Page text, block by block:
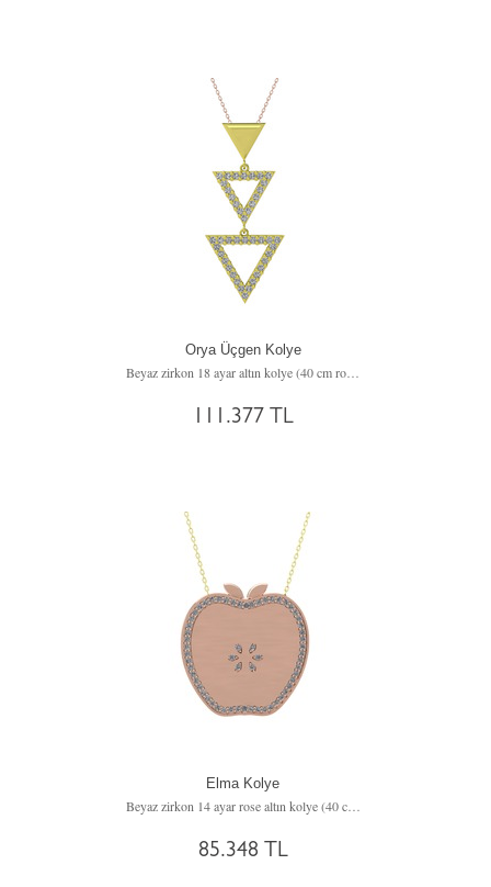
Orya Üçgen Kolye
Beyaz zirkon 18 ayar altın kolye (40 cm rose altın rolo zincir)
111.377 TL
Elma Kolye
Beyaz zirkon 14 ayar rose altın kolye (40 cm altın rolo zincir)
85.348 TL